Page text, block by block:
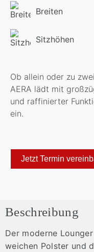
Breiten
Sitzhöhen
Ob allein oder zu
AERA lädt mit
und raffinierter
ein.
Jetzt Termin
Beschreibung
Der moderne
weichen Polster und